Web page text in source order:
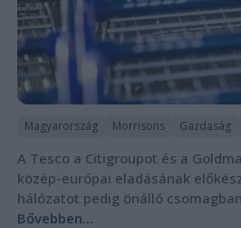
Magyarország Morrisons Gazdaság
A Tesco a Citigroupot és a
közép-európai eladásának
hálózatot pedig önálló
Bővebben...